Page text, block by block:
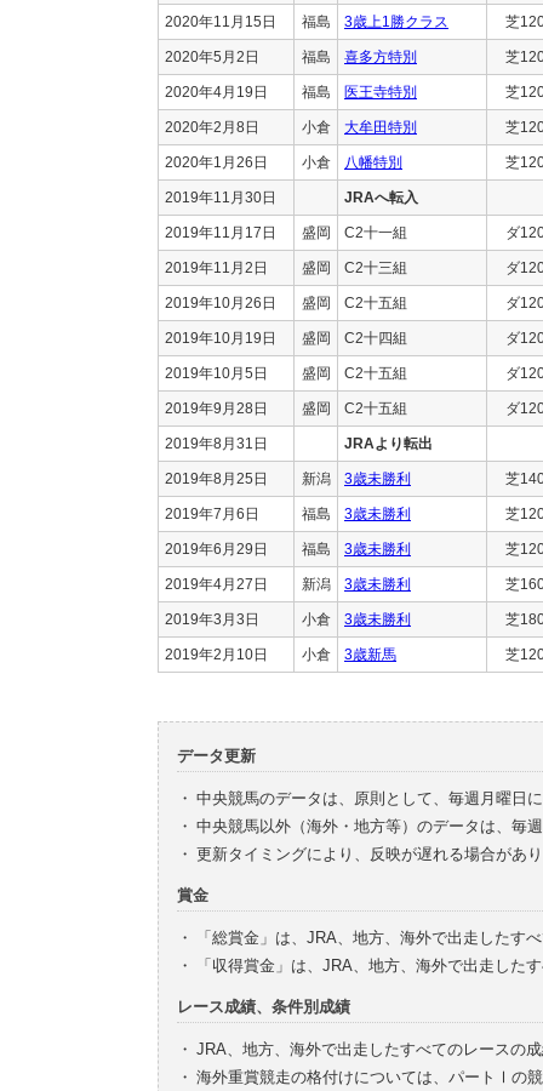
2020年11月15日 福島 3歳上1勝クラス 芝
2020年5月2日 福島 喜多方特別 芝
2020年4月19日 福島 医王寺特別 芝
2020年2月8日 小倉 大牟田特別 芝
2020年1月26日 小倉 八幡特別 芝
2019年11月30日 JRAへ転入
2019年11月17日 盛岡 C2十一組 ダ
2019年11月2日 盛岡 C2十三組 ダ
2019年10月26日 盛岡 C2十五組 ダ
2019年10月19日 盛岡 C2十四組 ダ
2019年10月5日 盛岡 C2十五組 ダ
2019年9月28日 盛岡 C2十五組 ダ
2019年8月31日 JRAより転出
2019年8月25日 新潟 3歳未勝利 芝
2019年7月6日 福島 3歳未勝利 芝
2019年6月29日 福島 3歳未勝利 芝
2019年4月27日 新潟 3歳未勝利 芝
2019年3月3日 小倉 3歳未勝利 芝
2019年2月10日 小倉 3歳新馬 芝
データ更新
・ 中央競馬のデータは、原則として、毎週月曜日
・ 中央競馬以外（海外・地方等）のデータは、毎
・ 更新タイミングにより、反映が遅れる場合があ
賞金
・
「総賞金」は、JRA、地方、海外で出走したす
・
「収得賞金」は、JRA、地方、海外で出走した
レース成績、条件別成績
・ JRA、地方、海外で出走したすべてのレースの
・ 海外重賞競走の格付けについては、パートⅠの